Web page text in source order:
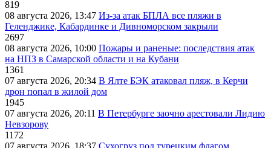
819
08 августа 2026, 13:47 Из-за атак БПЛА все пляжи в
Геленджике, Кабардинке и Дивноморском закрыли
2697
08 августа 2026, 10:00 Пожары и раненые: последствия атак
на НПЗ в Самарской области и на Кубани
1361
07 августа 2026, 20:34 В Ялте БЭК атаковал пляж, в Керчи
дрон попал в жилой дом
1945
07 августа 2026, 20:11 В Петербурге заочно арестовали Лидию
Невзорову
1172
07 августа 2026, 18:37 Сухогруз под турецким флагом